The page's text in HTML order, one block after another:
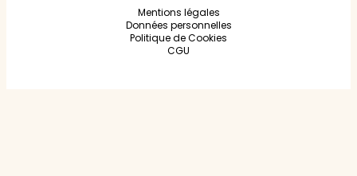
Mentions légales
Données personnelles
Politique de Cookies
CGU